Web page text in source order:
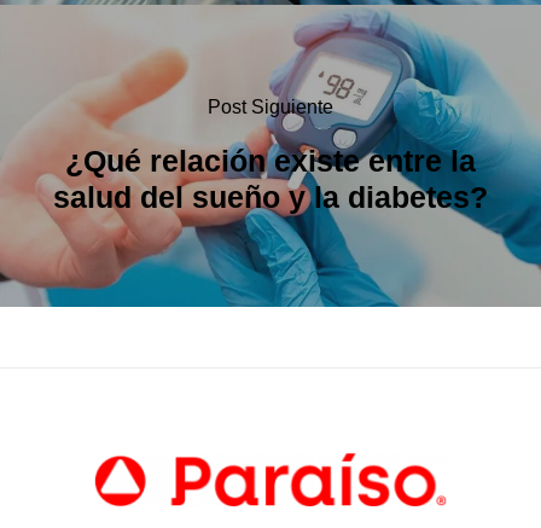
Post Siguiente
¿Qué relación existe entre la
salud del sueño y la diabetes?